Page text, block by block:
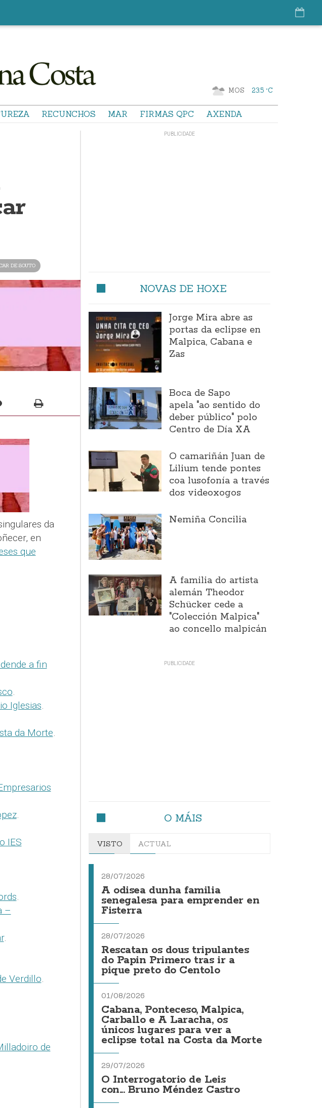
MOS 23.5 °C
RECUNCHOS MAR FIRMAS QPC AXENDA
DE SOUTO
da
en
que
a fin
.
Iglesias.
da Morte.
.
IES
.
–
.
Verdillo.
de
NOVAS DE HOXE
Jorge Mira abre as
portas da eclipse en
Malpica, Cabana e
Zas
Boca de Sapo
apela "ao sentido do
deber público" polo
Centro de Día XA
O camariñán Juan de
Lilium tende pontes
coa lusofonía a través
dos videoxogos
Nemiña Concilia
A familia do artista
alemán Theodor
Schücker cede a
"Colección Malpica"
ao concello malpicán
O MÁIS
VISTO ACTUAL
28/07/2026
A odisea dunha familia
senegalesa para emprender en
Fisterra
28/07/2026
Rescatan os dous tripulantes
do Papin Primero tras ir a
pique preto do Centolo
01/08/2026
Cabana, Ponteceso, Malpica,
Carballo e A Laracha, os
únicos lugares para ver a
eclipse total na Costa da Morte
29/07/2026
O Interrogatorio de Leis
con... Bruno Méndez Castro